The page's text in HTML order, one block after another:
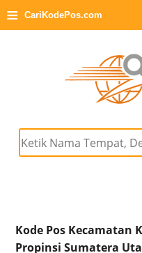
≡ CariKodePos.com
Kode Pos Kecamatan
Propinsi Sumatera